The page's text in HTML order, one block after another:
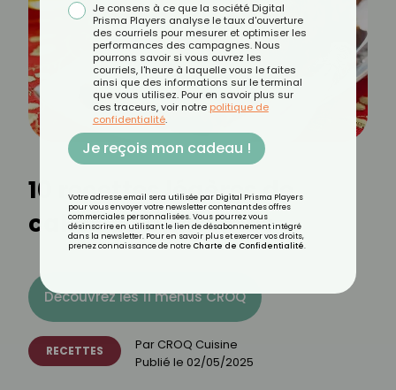
10 recettes légères de
cakes de printemps
Découvrez les 11 menus CROQ
RECETTES Par CROQ Cuisine
Publié le 02/05/2025
Je consens à ce que la société Digital
Prisma Players analyse le taux d'ouverture
des courriels pour mesurer et optimiser les
performances des campagnes. Nous
pourrons savoir si vous ouvrez les
courriels, l'heure à laquelle vous le faites
ainsi que des informations sur le terminal
que vous utilisez. Pour en savoir plus sur
ces traceurs, voir notre politique de
confidentialité.
Je reçois mon cadeau !
Votre adresse email sera utilisée par Digital Prisma Players
pour vous envoyer votre newsletter contenant des offres
commerciales personnalisées. Vous pourrez vous
désinscrire en utilisant le lien de désabonnement intégré
dans la newsletter. Pour en savoir plus et exercer vos droits,
prenez connaissance de notre Charte de Confidentialité.